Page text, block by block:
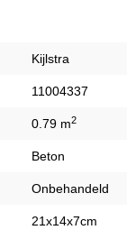
Kijlstra
11004337
0.79 m2
Beton
Onbehandeld
21x14x7cm